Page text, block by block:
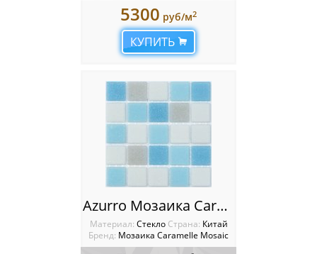
5300 руб/м2
КУПИТЬ
Azurro Мозаика Caramelle mosaic Sabbia
Материал: Стекло Cтрана: Китай
Бренд: Мозаика Caramelle Mosaic